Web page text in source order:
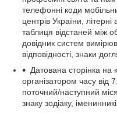
телефонні коди
центрів України, літерні
таблиця відстаней між
довідник систем
відповідності, знаки
Датована сторінка на
організатором часу
поточний/наступний
знаку зодіаку,